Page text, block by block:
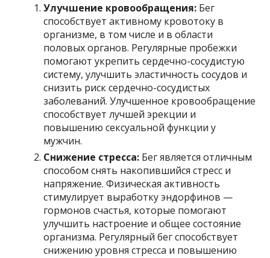
Улучшение кровообращения: Бег
способствует активному кровотоку в
организме, в том числе и в области
половых органов. Регулярные пробежки
помогают укрепить сердечно-сосудистую
систему, улучшить эластичность сосудов и
снизить риск сердечно-сосудистых
заболеваний. Улучшенное кровообращение
способствует лучшей эрекции и
повышению сексуальной функции у
мужчин.
Снижение стресса: Бег является отличным
способом снять накопившийся стресс и
напряжение. Физическая активность
стимулирует выработку эндорфинов —
гормонов счастья, которые помогают
улучшить настроение и общее состояние
организма. Регулярный бег способствует
снижению уровня стресса и повышению